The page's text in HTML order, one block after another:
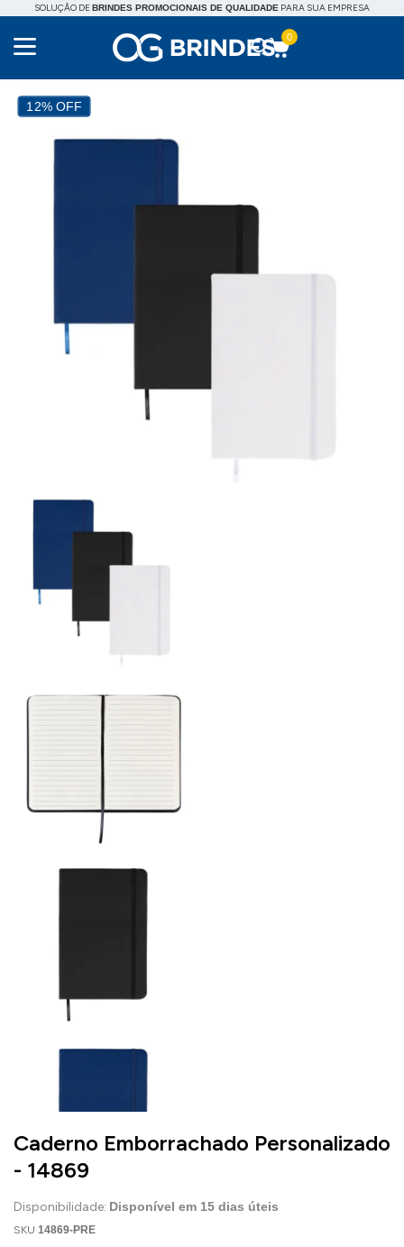
SOLUÇÃO DEBRINDES PROMOCIONAIS DE QUALIDADE PARA SUA EMPRESA
0
Caderno Emborrachado Personalizado
- 14869
Disponibilidade: Disponível em 15 dias úteis
SKU 14869-PRE
12% OFF